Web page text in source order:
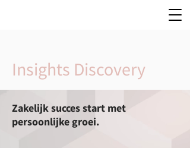
Insights Discovery
Zakelijk succes start met
persoonlijke groei.